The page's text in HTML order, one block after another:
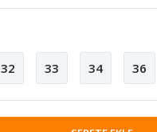
32 33 34 36